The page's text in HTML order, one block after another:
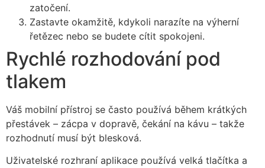
zatočení.
Zastavte okamžitě, kdykoli narazíte na výherní
řetězec nebo se budete cítit spokojeni.
Rychlé rozhodování pod
tlakem
Váš mobilní přístroj se často používá během krátkých
přestávek – zácpa v dopravě, čekání na kávu – takže
rozhodnutí musí být blesková.
Uživatelské rozhraní aplikace používá velká tlačítka a